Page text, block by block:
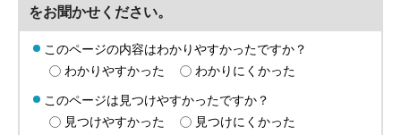
をお聞かせください。
このページの内容はわかりやすかったですか？
わかりやすかった
わかりにくかった
このページは見つけやすかったですか？
見つけやすかった
見つけにくかった